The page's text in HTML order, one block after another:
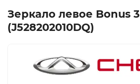
Зеркало левое Bonus 3
(J528202010DQ)